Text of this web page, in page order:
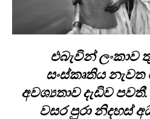
එබැවින් ලංකාව
සංස්කෘතිය
අවශ්‍යතාව දැඩිව
වසර පුරා නිදහස්